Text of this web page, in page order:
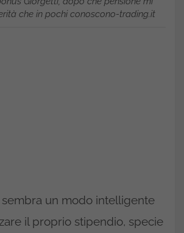
che in pochi conoscono-trading.it
sembra un modo intelligente
il proprio stipendio, specie